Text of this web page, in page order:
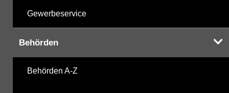
Gewerbeservice
Behörden
Behörden A-Z